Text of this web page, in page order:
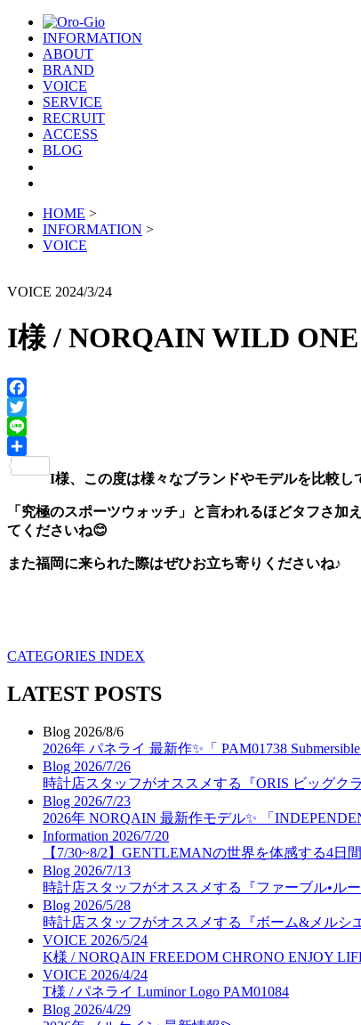
INFORMATION
ABOUT
BRAND
VOICE
SERVICE
RECRUIT
ACCESS
BLOG
HOME >
INFORMATION >
VOICE
VOICE 2024/3/24
I様 / NORQAIN WILD ONE
Facebook
Twitter
Line
有
I様、この度は様々なブランドやモデルを比較
「究極のスポーツウォッチ」と言われるほどタフさ
てくださいね😊
また福岡に来られた際はぜひお立ち寄りくださいね♪
CATEGORIES INDEX
LATEST POSTS
Blog 2026/8/6
2026年 パネライ 最新作✨「 PAM01738
Blog 2026/7/26
時計店スタッフがオススメする『ORIS ビッグク
Blog 2026/7/23
2026年 NORQAIN 最新作モデル✨ 「
Information 2026/7/20
【7/30~8/2】GENTLEMANの世界を体感する4日
Blog 2026/7/13
時計店スタッフがオススメする『ファーブル•
Blog 2026/5/28
時計店スタッフがオススメする『ボーム&メルシ
VOICE 2026/5/24
K様 / NORQAIN FREEDOM CHRONO ENJOY
VOICE 2026/4/24
T様 / パネライ Luminor Logo PAM01084
Blog 2026/4/29